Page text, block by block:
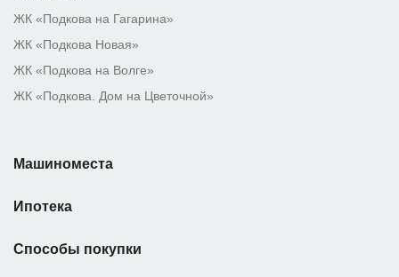
ЖК «Подкова на Гагарина»
ЖК «Подкова Новая»
ЖК «Подкова на Волге»
ЖК «Подкова. Дом на Цветочной»
Машиноместа
Ипотека
Способы покупки